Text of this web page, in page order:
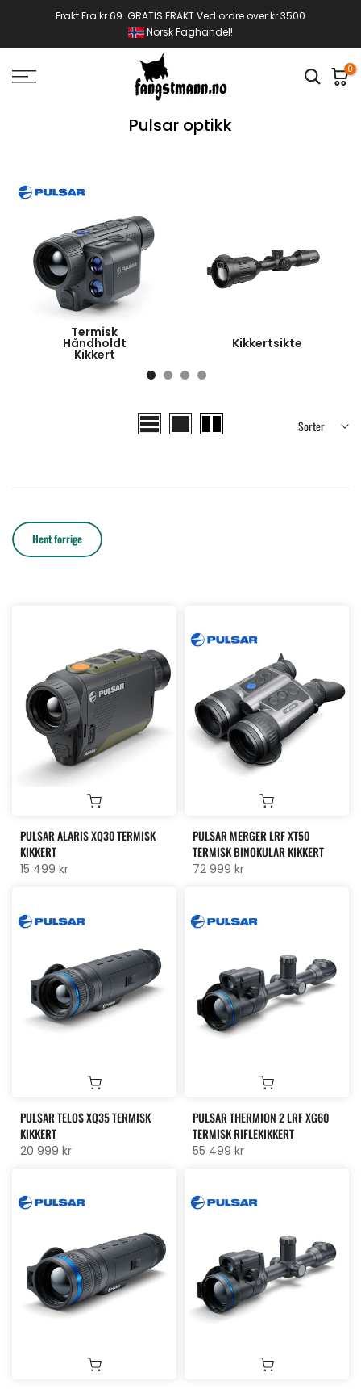
Frakt Fra kr 69. GRATIS FRAKT Ved ordre over kr 3500
Norsk Faghandel!
0
Pulsar optikk
Termisk
Håndholdt
Kikkert
Kikkertsikte
Sorter
Hent forrige
PULSAR ALARIS XQ30 TERMISK
KIKKERT
15 499 kr
PULSAR MERGER LRF XT50
TERMISK BINOKULAR KIKKERT
72 999 kr
PULSAR TELOS XQ35 TERMISK
KIKKERT
20 999 kr
PULSAR THERMION 2 LRF XG60
TERMISK RIFLEKIKKERT
55 499 kr